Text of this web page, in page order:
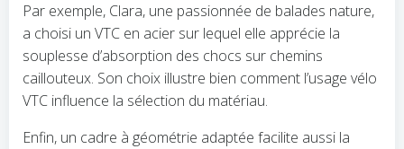
Par exemple, Clara, une passionnée de balades nature,
a choisi un VTC en acier sur lequel elle apprécie la
souplesse d’absorption des chocs sur chemins
caillouteux. Son choix illustre bien comment l’usage vélo
VTC influence la sélection du matériau.
Enfin, un cadre à géométrie adaptée facilite aussi la